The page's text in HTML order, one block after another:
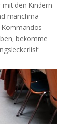
mit den Kindern
manchmal
bekomme